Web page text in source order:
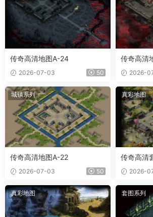
传奇高清地图A-24
2026-07-03 50
传奇高清
2026-
城镇系列
传奇高清地图A-22
2026-07-03 50
真彩地图
传奇高清
2026-
真彩地图 套图系列